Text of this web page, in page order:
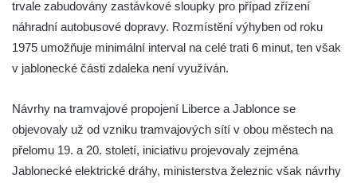
trvale zabudovány zastávkové sloupky pro případ zřízení
náhradní autobusové dopravy. Rozmístění výhyben od roku
1975 umožňuje minimální interval na celé trati 6 minut, ten však
v jablonecké části zdaleka není využíván.
Návrhy na tramvajové propojení Liberce a Jablonce se
objevovaly už od vzniku tramvajových sítí v obou městech na
přelomu 19. a 20. století, iniciativu projevovaly zejména
Jablonecké elektrické dráhy, ministerstva železnic však návrhy